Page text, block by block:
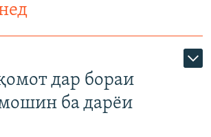
дар бораи
ба дарёи